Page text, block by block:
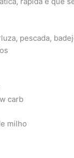
pescada,
carb
milho